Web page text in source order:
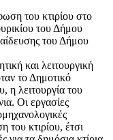
του κτιρίου στο
του Δήμου
του Δήμου
και λειτουργική
το Δημοτικό
η λειτουργία του
Οι εργασίες
του κτιρίου, έτσι